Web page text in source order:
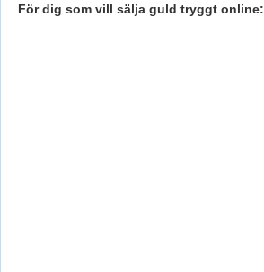
För dig som vill sälja guld tryggt online: